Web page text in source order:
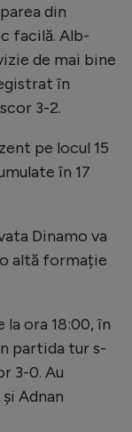
din
facilă. Alb-
de mai bine
în
3-2.
pe locul 15
în 17
Dinamo va
altă formație
la ora 18:00, în
partida tur s-
3-0. Au
Adnan